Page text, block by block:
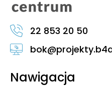
22 853 20 50
Nawigacja